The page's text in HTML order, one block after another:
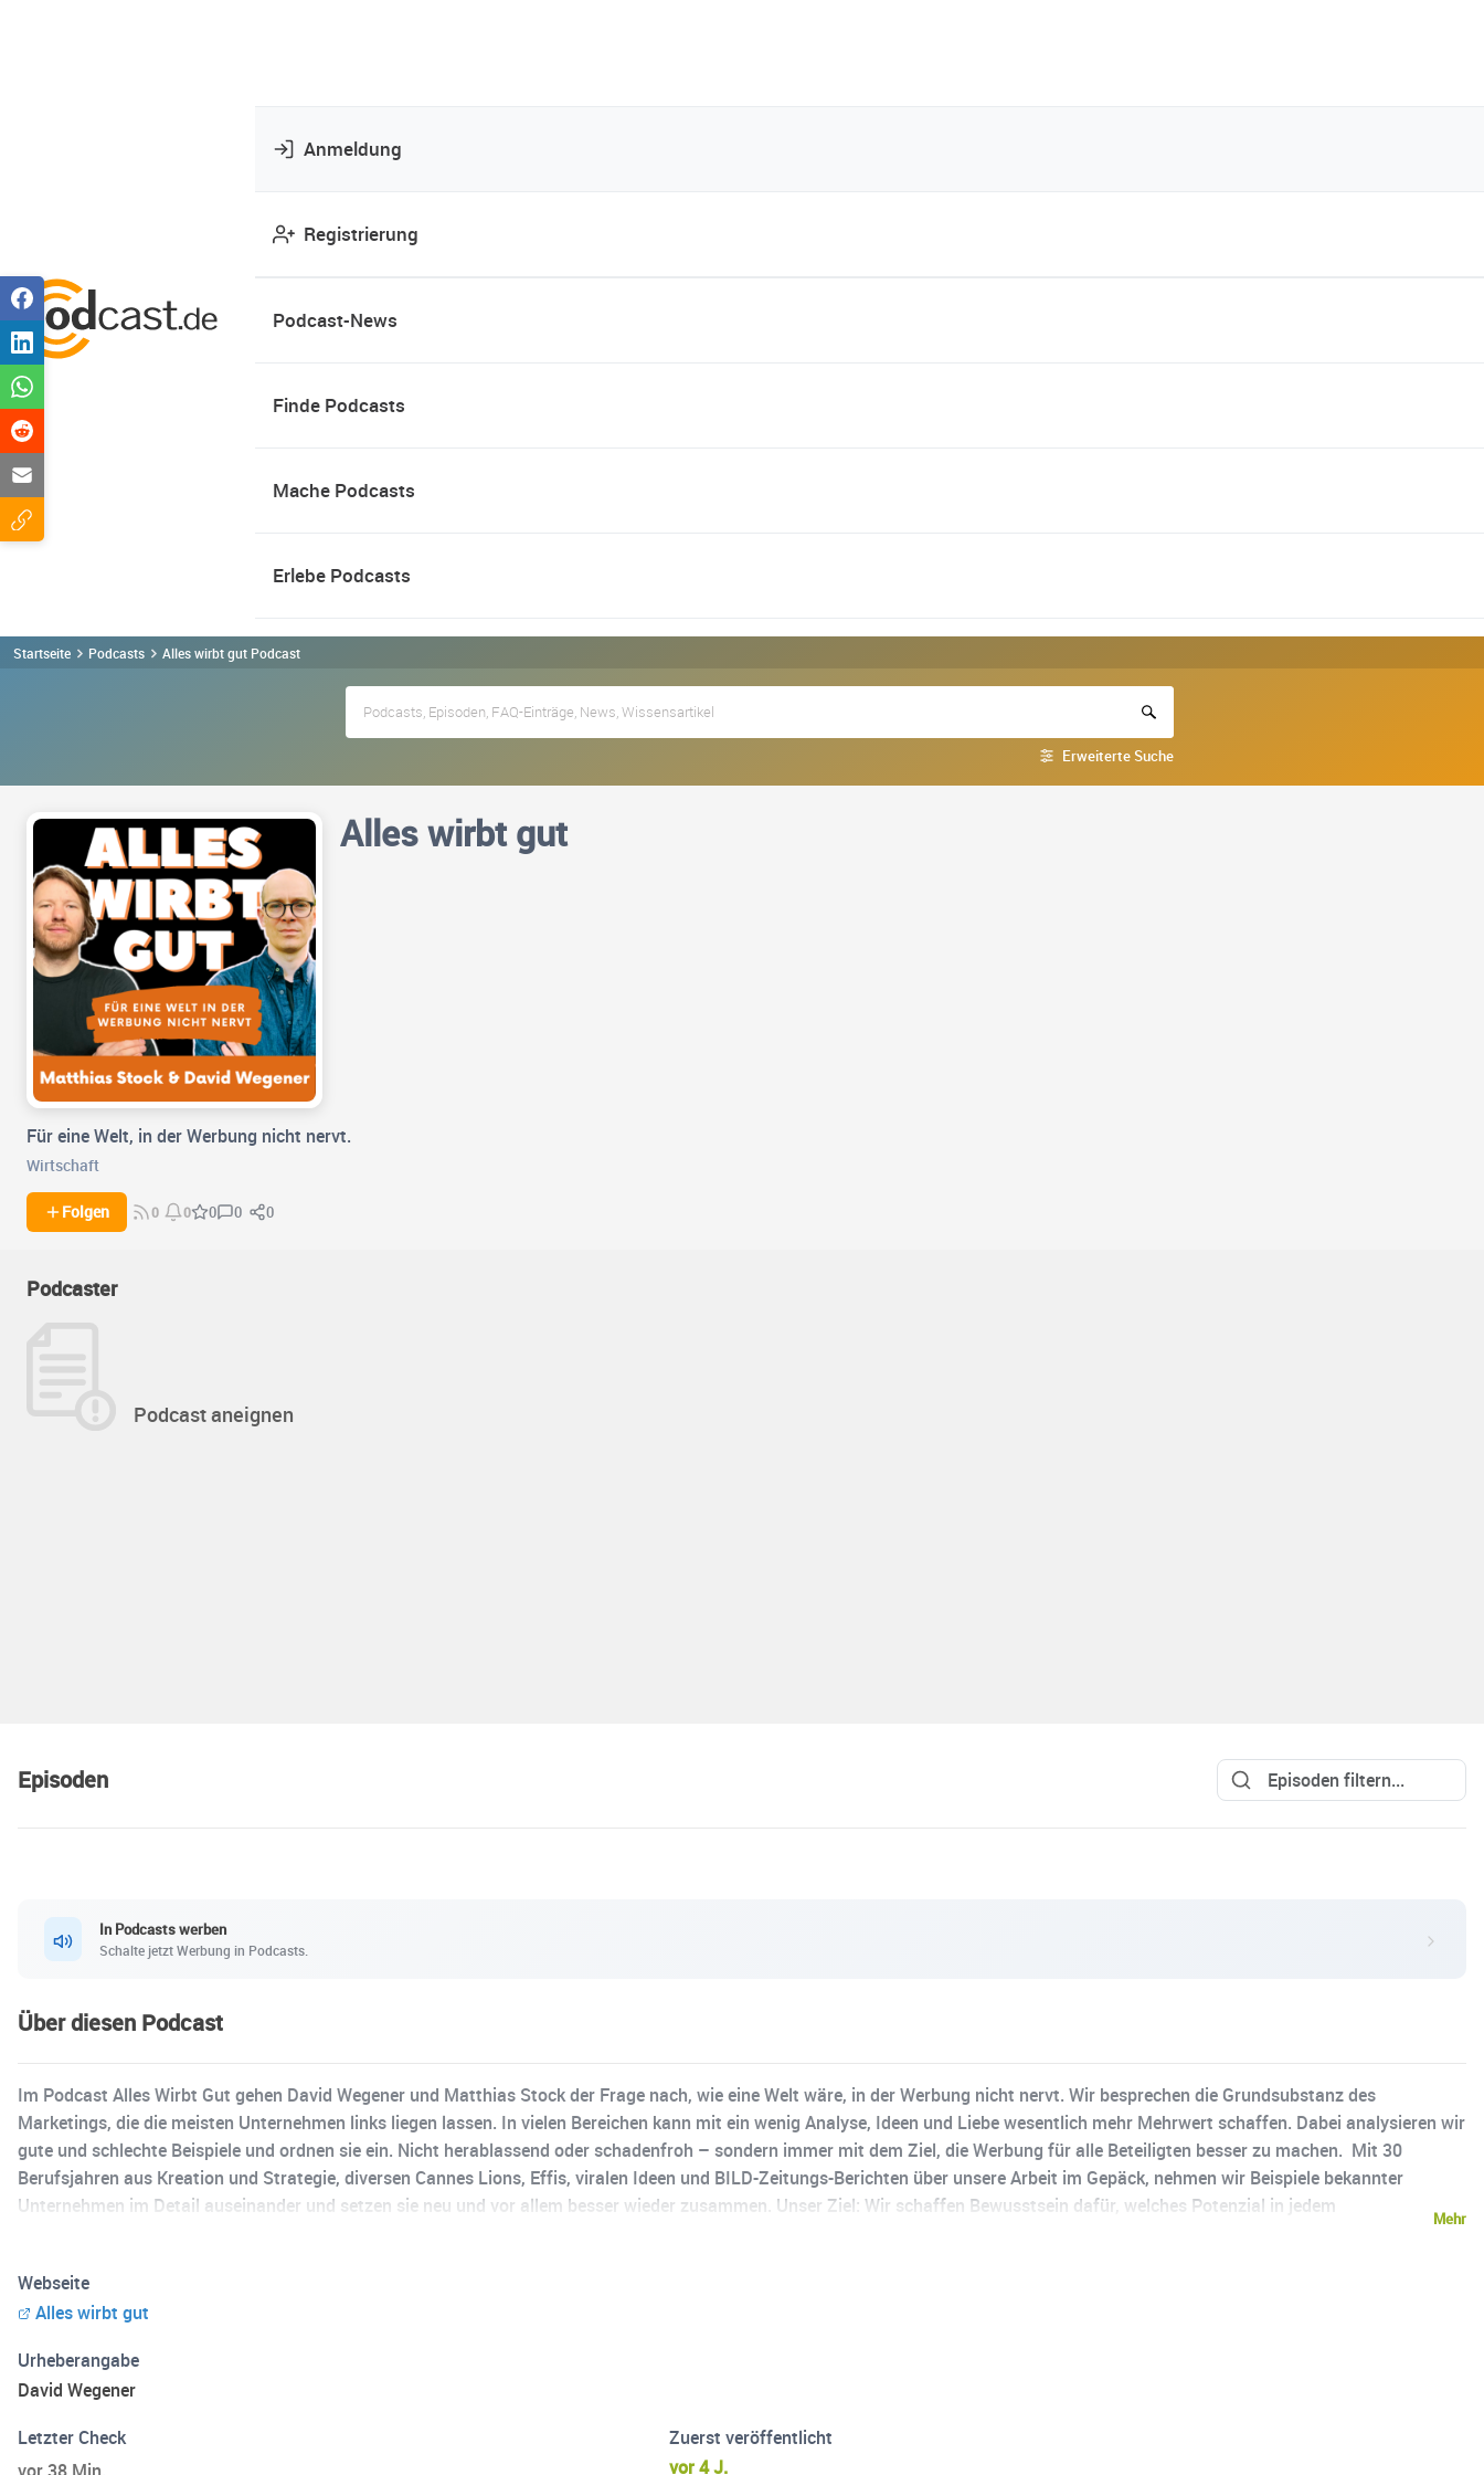
Anmeldung
Registrierung
Podcast-News
Finde Podcasts
Mache Podcasts
Erlebe Podcasts
Startseite Podcasts Alles wirbt gut Podcast
Erweiterte Suche
Alles wirbt gut
Für eine Welt, in der Werbung nicht nervt.
Wirtschaft
Folgen 0 0 0 0 0
Podcaster
Podcast aneignen
Episoden
In Podcasts werben
Schalte jetzt Werbung in Podcasts.
Über diesen Podcast
Im Podcast Alles Wirbt Gut gehen David Wegener und Matthias Stock der Frage nach, wie eine Welt wäre, in der Werbung nicht nervt. Wir besprechen die Grundsubstanz des
Marketings, die die meisten Unternehmen links liegen lassen. In vielen Bereichen kann mit ein wenig Analyse, Ideen und Liebe wesentlich mehr Mehrwert schaffen. Dabei analysieren wir
gute und schlechte Beispiele und ordnen sie ein. Nicht herablassend oder schadenfroh – sondern immer mit dem Ziel, die Werbung für alle Beteiligten besser zu machen. Mit 30
Berufsjahren aus Kreation und Strategie, diversen Cannes Lions, Effis, viralen Ideen und BILD-Zeitungs-Berichten über unsere Arbeit im Gepäck, nehmen wir Beispiele bekannter
Unternehmen im Detail auseinander und setzen sie neu und vor allem besser wieder zusammen. Unser Ziel: Wir schaffen Bewusstsein dafür, welches Potenzial in jedem
Mehr
Webseite
Alles wirbt gut
Urheberangabe
David Wegener
Letzter Check
Zuerst veröffentlicht
vor 4 J.